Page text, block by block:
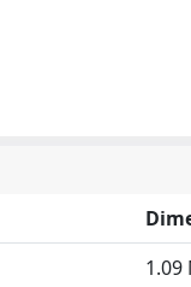
1.09